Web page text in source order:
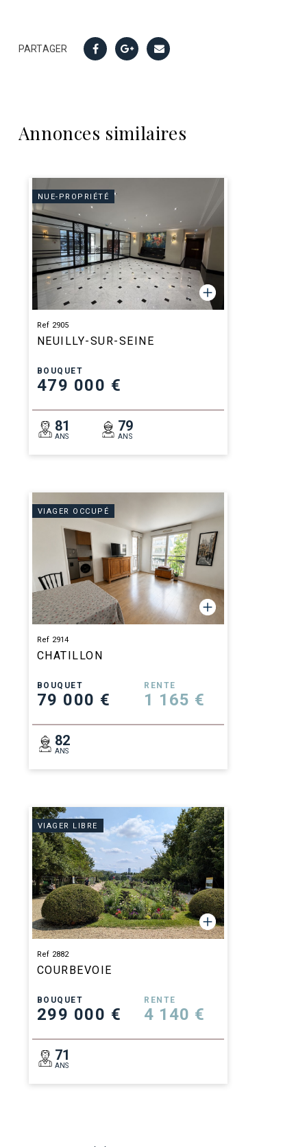
PARTAGER
Annonces similaires
NUE-PROPRIÉTÉ
Ref 2905
NEUILLY-SUR-SEINE
BOUQUET
479 000 €
81
ANS
79
ANS
VIAGER OCCUPÉ
Ref 2914
CHATILLON
BOUQUET
79 000 €
RENTE
1 165 €
82
ANS
VIAGER LIBRE
Ref 2882
COURBEVOIE
BOUQUET
299 000 €
RENTE
4 140 €
71
ANS